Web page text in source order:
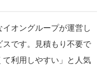
イオングループが運営し
です。見積もり不要で
利用しやすい」と人気